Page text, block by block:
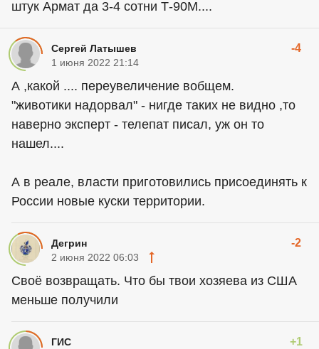
штук Армат да 3-4 сотни Т-90М....
Сергей Латышев -4
1 июня 2022 21:14
А ,какой .... переувеличение вобщем.
"животики надорвал" - нигде таких не видно ,то
наверно эксперт - телепат писал, уж он то
нашел....
А в реале, власти приготовились присоединять к
России новые куски территории.
Дегрин -2
2 июня 2022 06:03
Своё возвращать. Что бы твои хозяева из США
меньше получили
ГИС +1